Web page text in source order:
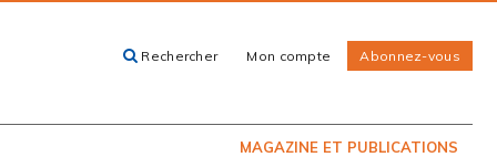
Rechercher Mon compte Abonnez-vous
MAGAZINE ET PUBLICATIONS
EN KIOSQUE